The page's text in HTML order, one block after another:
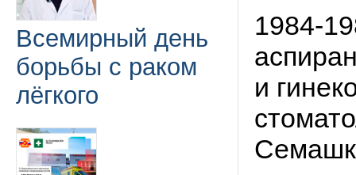
Всемирный день
борьбы с раком
лёгкого
1984-
и